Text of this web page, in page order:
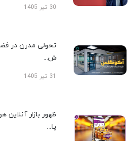
30 تیر 1405
تحولی مدرن در
ش...
ظهور بازار
پا...